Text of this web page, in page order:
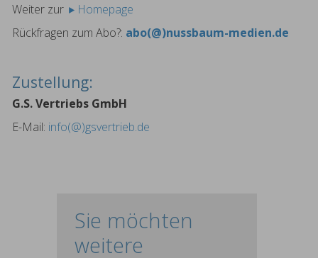
Weiter zur
Homepage
Rückfragen zum Abo?: abo(@)nussbaum-medien.de
Zustellung:
G.S. Vertriebs GmbH
E-Mail: info(@)gsvertrieb.de
Sie möchten
weitere